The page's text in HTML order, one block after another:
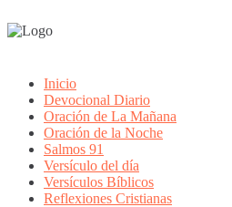
Inicio
Devocional Diario
Oración de La Mañana
Oración de la Noche
Salmos 91
Versículo del día
Versículos Bíblicos
Reflexiones Cristianas